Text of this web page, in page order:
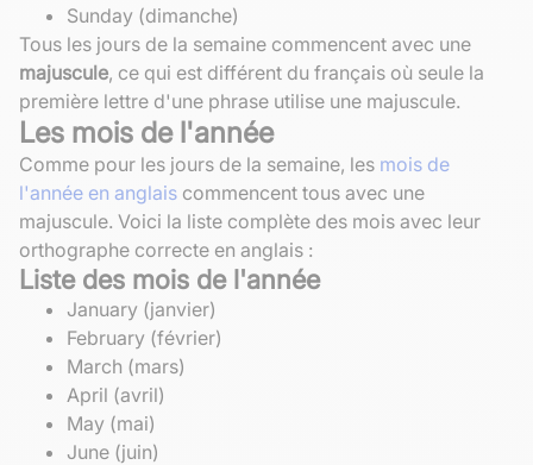
Sunday (dimanche)
Tous les jours de la semaine commencent avec une
majuscule, ce qui est différent du français où seule la
première lettre d'une phrase utilise une majuscule.
Les mois de l'année
Comme pour les jours de la semaine, les mois de
l'année en anglais commencent tous avec une
majuscule. Voici la liste complète des mois avec leur
orthographe correcte en anglais :
Liste des mois de l'année
January (janvier)
February (février)
March (mars)
April (avril)
May (mai)
June (juin)